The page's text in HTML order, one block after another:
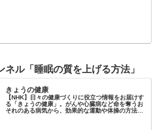
ネル「睡眠の質を上げる方法」
きょうの健康
【NHK】日々の健康づくりに役立つ情報をお届けす
る「きょうの健康」。がんや心臓病など命を奪うお
それのある病気から、効果的な運動や体操の方法ま